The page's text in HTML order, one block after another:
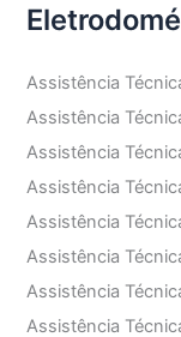
Assistência
Assistência
Assistência
Assistência
Assistência
Assistência
Assistência
Assistência